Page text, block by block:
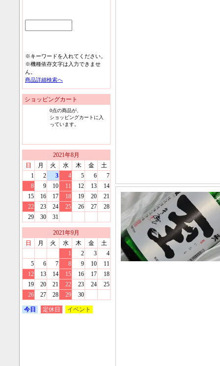
※キーワードを入れてください。
※機種依存文字は入力できませ
ん。
商品詳細検索へ
ショッピングカート
0点の商品が、
ショッピングカートに入
っています。
2021年8月
日
月 火 水 木 金
土
1
2 3 4 5 6
7
8
9 10 11 12 13
14
15
16 17 18 19 20
21
22
23 24 25 26 27
28
29
30 31
2021年9月
日
月 火 水 木 金
土
1
2 3
4
5
6 7 8 9 10
11
12
13 14 15 16 17
18
19
20 21 22 23 24
25
26
27 28 29 30
今日 定休日 イベント